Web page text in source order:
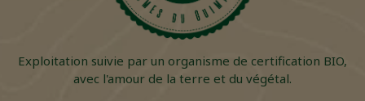
Exploitation suivie par un organisme de certification BIO,
avec l'amour de la terre et du végétal.